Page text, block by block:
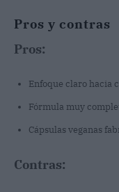
Pros y contras
Pros:
Enfoque claro hacia
Fórmula muy
Cápsulas veganas
Contras: